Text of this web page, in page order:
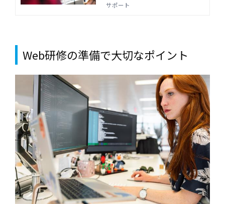
したオンライン研修がおすすめで
サポート
Web研修の準備で大切なポイント